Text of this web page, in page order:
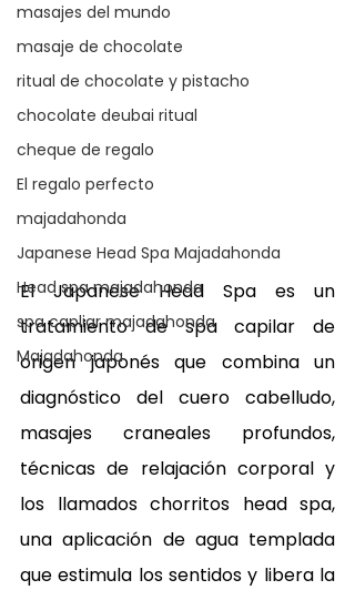
masajes del mundo
masaje de chocolate
ritual de chocolate y pistacho
chocolate deubai ritual
cheque de regalo
El regalo perfecto
majadahonda
Japanese Head Spa Majadahonda
Head spa majadahonda
spa capliar majadahonda
Majadahonda
El Japanese Head Spa es un
tratamiento de spa capilar de
origen japonés que combina un
diagnóstico del cuero cabelludo,
masajes craneales profundos,
técnicas de relajación corporal y
los llamados chorritos head spa,
una aplicación de agua templada
que estimula los sentidos y libera la